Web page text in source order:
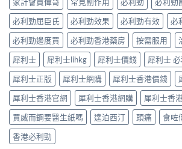
中
完
整
指
南：
30
分
見
效、
最
長
36
小
時、
正
擇
與
安
全
性
整
解
析〉
中
必利勁屈臣氏
必利勁效果 必利勁有效
必
必利勁邊度買
必利勁香港藥房 按需服用
犀利士
犀利士lihkg 犀利士價錢 犀利士
犀利士正版
犀利士網購 犀利士香港價錢
犀利士香港官網
犀利士香港網購 犀利士香
買威而鋼要醫生紙嗎
達泊西汀 頭痛
食咗
香港必利勁